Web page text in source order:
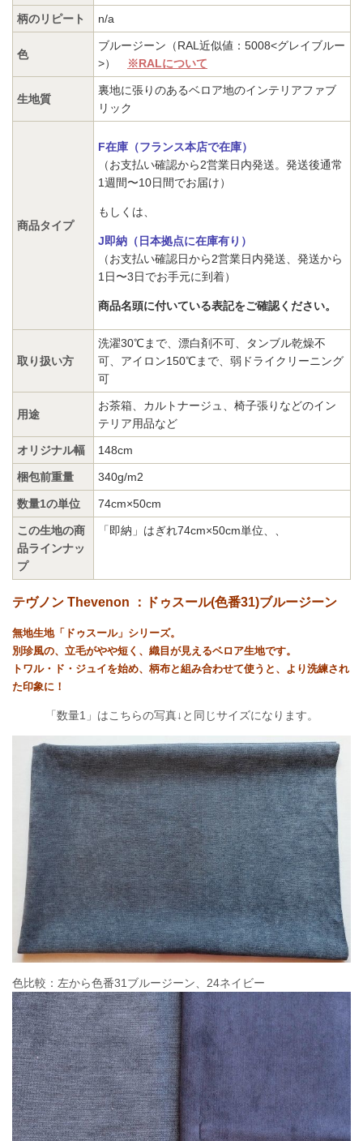
柄のリピート n/a
色
ブルージーン （RAL近似値：5008<グレイブルー
>）
※RALについて
生地質
裏地に張りのあるベロア地のインテリアファブ
リック
商品タイプ
F在庫（フランス本店で在庫）
（お支払い確認から2営業日内発送。発送後通常
1週間〜10日間でお届け）
もしくは、
J即納（日本拠点に在庫有り）
（お支払い確認日から2営業日内発送、発送から
1日〜3日でお手元に到着）
商品名頭に付いている表記をご確認ください。
取り扱い方
洗濯30℃まで、漂白剤不可、タンブル乾燥不
可、アイロン150℃まで、弱ドライクリーニング
可
用途
お茶箱、カルトナージュ、椅子張りなどのイン
テリア用品など
オリジナル幅 148cm
梱包前重量 340g/m2
数量1の単位 74cm×50cm
この生地の商
品ラインナッ
プ
「即納」はぎれ74cm×50cm単位、 、
テヴノン Thevenon ：ドゥスール(色番31)ブルージーン
無地生地「ドゥスール」シリーズ。
別珍風の、立毛がやや短く、織目が見えるベロア生地です。
トワル・ド・ジュイを始め、柄布と組み合わせて使うと、より洗練され
た印象に！
「数量1」はこちらの写真↓と同じサイズになります。
色比較：左から色番31ブルージーン、24ネイビー